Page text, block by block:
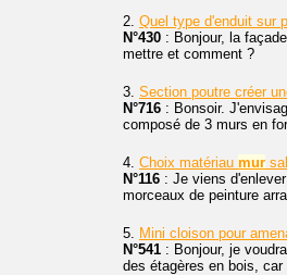
2. Quel type d'enduit sur
N°430 : Bonjour, la
mettre et comment ?
3. Section poutre créer
N°716 : Bonsoir.
composé de 3 murs en
4. Choix matériau mur
N°116 : Je viens
morceaux de peinture
5. Mini cloison pour
N°541 : Bonjour, je
des étagères en bois,